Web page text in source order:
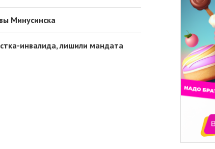
Минусинска
инвалида, лишили мандата